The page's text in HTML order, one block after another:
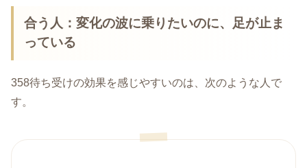
合う人：変化の波に乗りたいのに、足が止ま
っている
358待ち受けの効果を感じやすいのは、次のような人で
す。